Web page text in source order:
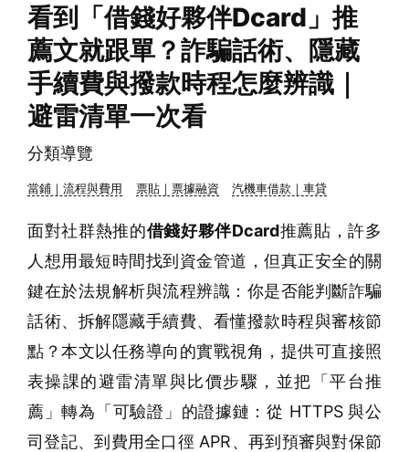
看到「借錢好夥伴Dcard」推
薦文就跟單？詐騙話術、隱藏
手續費與撥款時程怎麼辨識｜
避雷清單一次看
分類導覽
當鋪｜流程與費用 票貼｜票據融資 汽機車借款｜車貸
面對社群熱推的借錢好夥伴Dcard推薦貼，許多
人想用最短時間找到資金管道，但真正安全的關
鍵在於法規解析與流程辨識：你是否能判斷詐騙
話術、拆解隱藏手續費、看懂撥款時程與審核節
點？本文以任務導向的實戰視角，提供可直接照
表操課的避雷清單與比價步驟，並把「平台推
薦」轉為「可驗證」的證據鏈：從 HTTPS 與公
司登記、到費用全口徑 APR、再到預審與對保節